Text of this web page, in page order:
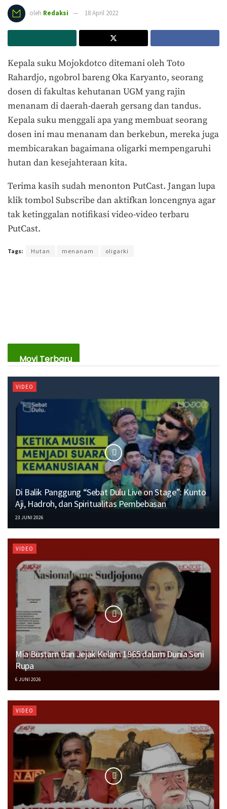
oleh Redaksi 18 April 2022
Kepala suku Mojokdotco ditemani oleh Toto
Rahardjo, ngobrol bareng Oka Karyanto, seorang
dosen di fakultas kehutanan UGM yang rajin
menanam di daerah-daerah gersang dan tandus.
Kepala suku menggali apa yang membuat seorang
dosen ini mau menanam dan berkebun, mereka juga
membicarakan bagaimana oligarki mempengaruhi
hutan dan kesejahteraan kita.
Terima kasih sudah menonton PutCast. Jangan lupa
klik tombol Subscribe dan aktifkan loncengnya agar
tak ketinggalan notifikasi video-video terbaru
PutCast.
Tags: Hutan menanam oligarki
Movi Terbaru
VIDEO
Di Balik Panggung “Sebat Dulu Live on Stage”: Kunto
Aji, Hadroh, dan Spiritualitas Pembebasan
23 JUNI 2026
VIDEO
Mia Bustam dan Jejak Kelam 1965 dalam Dunia Seni
Rupa
6 JUNI 2026
VIDEO